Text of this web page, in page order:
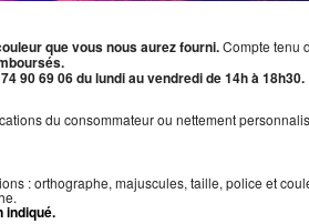
que vous nous aurez fourni.Compte tenu
90 69 06 du lundi au vendredi de 14h à 18h30.
du consommateur ou nettement
: orthographe, majuscules, taille, police et
indiqué.